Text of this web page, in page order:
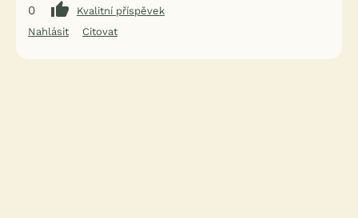
0
Kvalitní příspěvek
Nahlásit
Citovat